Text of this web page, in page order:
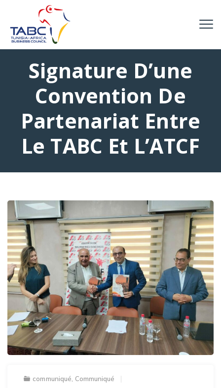
Signature D’une
Convention De
Partenariat Entre
Le TABC Et L’ATCF
communiqué Communiqué